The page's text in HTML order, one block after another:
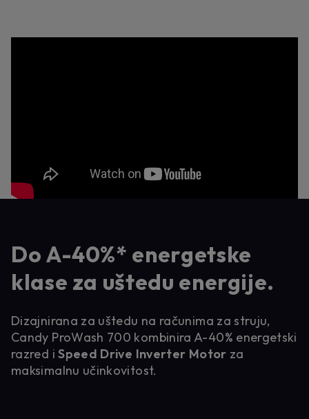
Do A-40%* energetske
klase za uštedu energije.
Dizajnirana za uštedu na računima za struju,
Candy ProWash 700 kombinira A-40% energetski
razred iSpeed Drive Inverter Motor za
maksimalnu učinkovitost.